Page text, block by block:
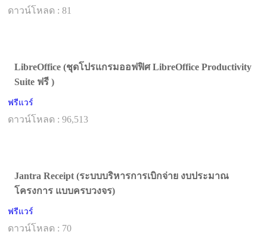
ดาวน์โหลด : 81
LibreOffice (ชุดโปรแกรมออฟฟิศ LibreOffice Productivity
Suite ฟรี )
ฟรีแวร์
ดาวน์โหลด : 96,513
Jantra Receipt (ระบบบริหารการเบิกจ่าย งบประมาณ
โครงการ แบบครบวงจร)
ฟรีแวร์
ดาวน์โหลด : 70